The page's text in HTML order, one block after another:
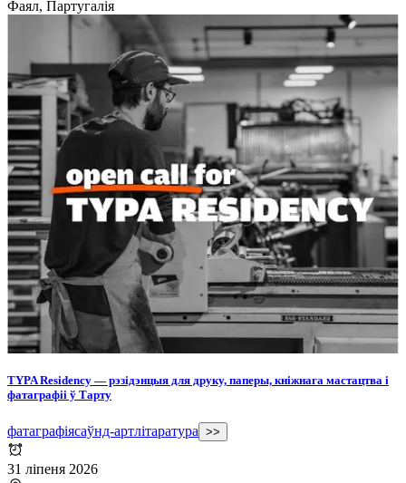
Фаял, Партугалія
TYPA Residency — рэзідэнцыя для друку, паперы, кніжнага мастацтва і
фатаграфіі ў Тарту
фатаграфіясаўнд-артлітаратура >>
31 ліпеня 2026